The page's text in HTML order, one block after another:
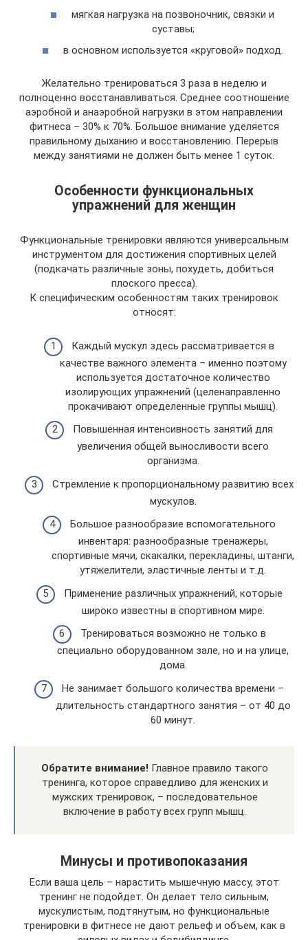
мягкая нагрузка на позвоночник, связки и
суставы;
в основном используется «круговой» подход.
Желательно тренироваться 3 раза в неделю и
полноценно восстанавливаться. Среднее соотношение
аэробной и анаэробной нагрузки в этом направлении
фитнеса – 30% к 70%. Большое внимание уделяется
правильному дыханию и восстановлению. Перерыв
между занятиями не должен быть менее 1 суток.
Особенности функциональных
упражнений для женщин
Функциональные тренировки являются универсальным
инструментом для достижения спортивных целей
(подкачать различные зоны, похудеть, добиться
плоского пресса).
К специфическим особенностям таких тренировок
относят:
Каждый мускул здесь рассматривается в
качестве важного элемента – именно поэтому
используется достаточное количество
изолирующих упражнений (целенаправленно
прокачивают определенные группы мышц).
Повышенная интенсивность занятий для
увеличения общей выносливости всего
организма.
Стремление к пропорциональному развитию всех
мускулов.
Большое разнообразие вспомогательного
инвентаря: разнообразные тренажеры,
спортивные мячи, скакалки, перекладины, штанги,
утяжелители, эластичные ленты и т.д.
Применение различных упражнений, которые
широко известны в спортивном мире.
Тренироваться возможно не только в
специально оборудованном зале, но и на улице,
дома.
Не занимает большого количества времени –
длительность стандартного занятия – от 40 до
60 минут.
Обратите внимание! Главное правило такого
тренинга, которое справедливо для женских и
мужских тренировок, – последовательное
включение в работу всех групп мышц.
Минусы и противопоказания
Если ваша цель – нарастить мышечную массу, этот
тренинг не подойдет. Он делает тело сильным,
мускулистым, подтянутым, но функциональные
тренировки в фитнесе не дают рельеф и объем, как в